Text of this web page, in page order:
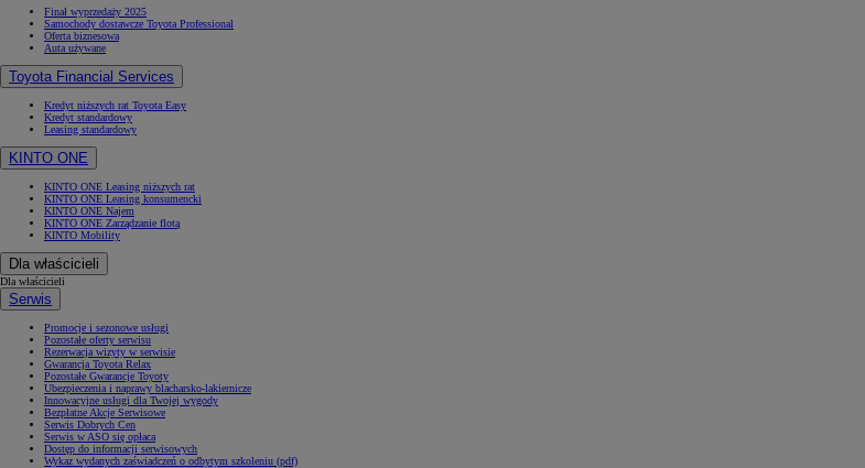
Od
Yaris Cross
HYBRID
Finał wyprzedaży 2025
Samochody dostawcze Toyota Professional
Oferta biznesowa
Auta używane
Toyota Financial Services
Kredyt niższych rat Toyota Easy
Kredyt standardowy
Leasing standardowy
KINTO ONE
KINTO ONE Leasing niższych rat
KINTO ONE Leasing konsumencki
KINTO ONE Najem
KINTO ONE Zarządzanie flotą
KINTO Mobility
Dla właścicieli
Dla właścicieli
Serwis
Promocje i sezonowe usługi
Pozostałe oferty serwisu
Rezerwacja wizyty w serwisie
Gwarancja Toyota Relax
Pozostałe Gwarancje Toyoty
Ubezpieczenia i naprawy blacharsko-lakiernicze
Innowacyjne usługi dla Twojej wygody
Bezpłatne Akcje Serwisowe
Serwis Dobrych Cen
Serwis w ASO się opłaca
Dostęp do informacji serwisowych
Wykaz wydanych zaświadczeń o odbytym szkoleniu (pdf)